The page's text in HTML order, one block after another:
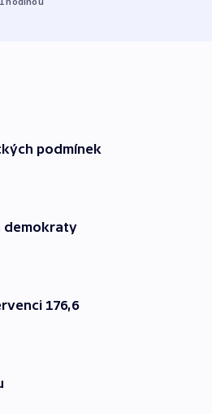
podmínek
demokraty
176,6